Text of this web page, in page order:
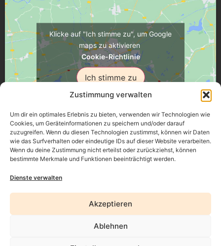
Zustimmung verwalten
Um dir ein optimales Erlebnis zu bieten, verwenden wir Technologien wie
Cookies, um Geräteinformationen zu speichern und/oder darauf
zuzugreifen. Wenn du diesen Technologien zustimmst, können wir Daten
wie das Surfverhalten oder eindeutige IDs auf dieser Website verarbeiten.
Wenn du deine Zustimmung nicht erteilst oder zurückziehst, können
bestimmte Merkmale und Funktionen beeinträchtigt werden.
Dienste verwalten
Akzeptieren
Ablehnen
Klicke auf "Ich stimme zu", um Google
maps zu aktivieren
Cookie-Richtlinie
Ich stimme zu
Üsenberger Strasse 11, 79346 Endingen a.K.
Datenschutz
Erklärung zur Barrierefreiheit
AGB